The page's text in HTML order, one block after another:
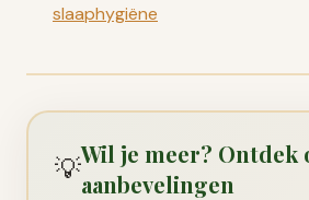
slaaphygiëne
💡Wil je meer? Ontdek
aanbevelingen